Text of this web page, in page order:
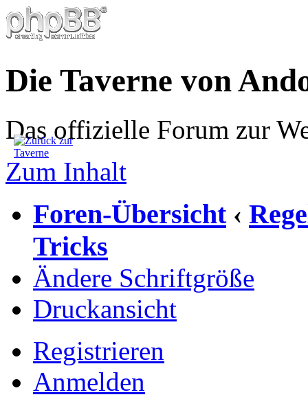
Die Taverne von
Das offizielle Forum zur
Zum Inhalt
Foren-Übersicht ‹
Tricks
Ändere Schriftgröße
Druckansicht
Registrieren
Anmelden